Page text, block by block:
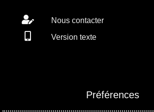
Nous contacter
Version texte
Préférences